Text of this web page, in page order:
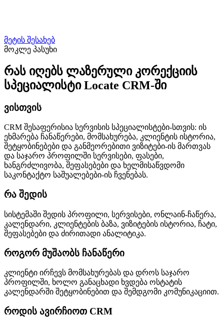
მეტის შესახებ
მოკლე პასუხი
რას იღებს ლაზერული კორექციის
სპეციალისტი Locate CRM-ში
ვისთვის
CRM შესაფერისია სერვისის სპეციალისტები-სთვის: ის
ეხმარება ჩანაწერები, მომსახურება, კლიენტის ისტორია,
შეტყობინებები და განმეორებითი ვიზიტები-ის მართვას
და საჯარო პროფილში სერვისები, ფასები,
ხანგრძლივობა, შეფასებები და ხელმისაწვდომი
საკონტაქტო საშუალებები-ის ჩვენებას.
რა შედის
სისტემაში შედის პროფილი, სერვისები, ონლაინ-ჩაწერა,
კალენდარი, კლიენტების ბაზა, ვიზიტების ისტორია, ჩატი,
შეფასებები და ძირითადი ანალიტიკა.
როგორ მუშაობს ჩანაწერი
კლიენტი ირჩევს მომსახურებას და დროს საჯარო
პროფილში, ხოლო განაცხადი ხვდება ოსტატის
კალენდარში შეტყობინებით და შემდგომი კომუნიკაციით.
როდის ავირჩიოთ CRM